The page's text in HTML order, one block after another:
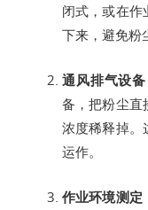
闭式，或在作
下来，避免粉
通风排气设备
备，把粉尘直
浓度稀释掉。
运作。
作业环境测定